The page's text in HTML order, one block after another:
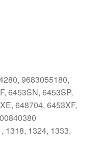
9683055180,
6453SN, 6453SP,
648704, 6453XF,
1318, 1324, 1333,